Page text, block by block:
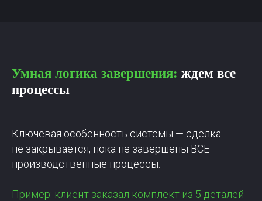
Умная логика завершения: ждем все
процессы
Ключевая особенность системы — сделка
не закрывается, пока не завершены ВСЕ
производственные процессы.
Пример: клиент заказал комплект из 5 деталей